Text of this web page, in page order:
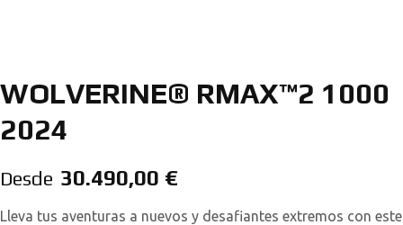
WOLVERINE® RMAX™2 1000
2024
Desde 30.490,00 €
Lleva tus aventuras a nuevos y desafiantes extremos con este